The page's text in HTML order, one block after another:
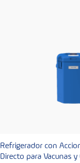
Refrigerador con
Directo para Vacunas